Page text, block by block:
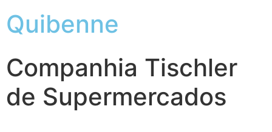
Quibenne
Companhia Tischler
de Supermercados